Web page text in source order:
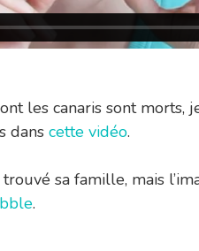
les canaris sont morts,
dans cette vidéo.
sa famille, mais
.